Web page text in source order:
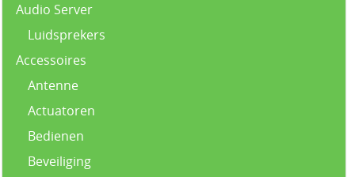
Audio Server
Luidsprekers
Accessoires
Antenne
Actuatoren
Bedienen
Beveiliging